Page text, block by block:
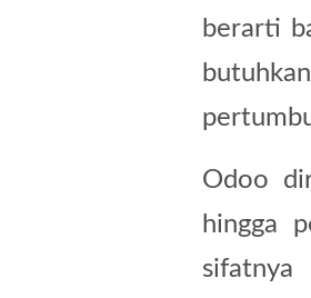
berarti
Odoo
hingga
sifatnya